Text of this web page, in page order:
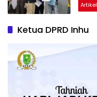
Artikel
Ketua DPRD Inhu